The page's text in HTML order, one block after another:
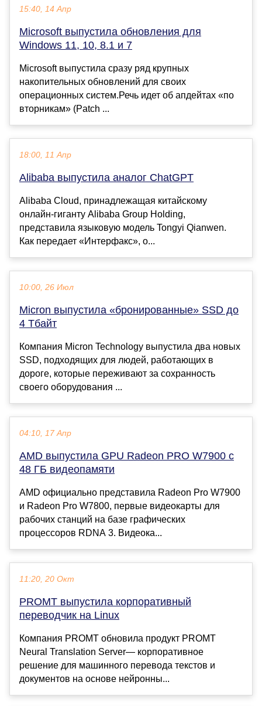
15:40, 14 Апр
Microsoft выпустила обновления для
Windows 11, 10, 8.1 и 7
Microsoft выпустила сразу ряд крупных
накопительных обновлений для своих
операционных систем.Речь идет об апдейтах «по
вторникам» (Patch ...
18:00, 11 Апр
Alibaba выпустила аналог ChatGPT
Alibaba Cloud, принадлежащая китайскому
онлайн-гиганту Alibaba Group Holding,
представила языковую модель Tongyi Qianwen.
Как передает «Интерфакс», о...
10:00, 26 Июл
Micron выпустила «бронированные» SSD до
4 Тбайт
Компания Micron Technology выпустила два новых
SSD, подходящих для людей, работающих в
дороге, которые переживают за сохранность
своего оборудования ...
04:10, 17 Апр
AMD выпустила GPU Radeon PRO W7900 с
48 ГБ видеопамяти
AMD официально представила Radeon Pro W7900
и Radeon Pro W7800, первые видеокарты для
рабочих станций на базе графических
процессоров RDNA 3. Видеока...
11:20, 20 Окт
PROMT выпустила корпоративный
переводчик на Linux
Компания PROMT обновила продукт PROMT
Neural Translation Server— корпоративное
решение для машинного перевода текстов и
документов на основе нейронны...